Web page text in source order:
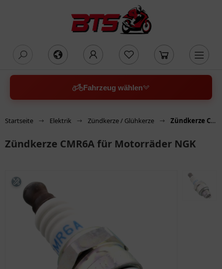
Fahrzeug wählen
Startseite Elektrik Zündkerze / Glühkerze Zündkerze CMR6A für Motorräder NGK
Zündkerze CMR6A für Motorräder NGK